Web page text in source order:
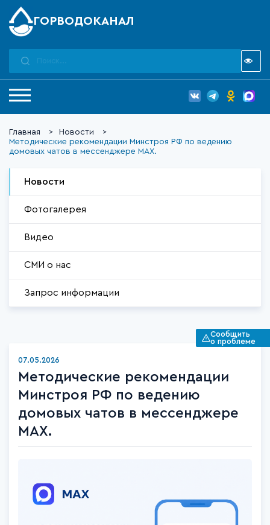
ГОРВОДОКАНАЛ
Главная
Новости
Методические рекомендации Минстроя РФ по ведению
домовых чатов в мессенджере MAX.
Новости
Фотогалерея
Видео
СМИ о нас
Запрос информации
07.05.2026
Методические рекомендации
Минстроя РФ по ведению
домовых чатов в мессенджере
MAX.
Сообщить
о проблеме